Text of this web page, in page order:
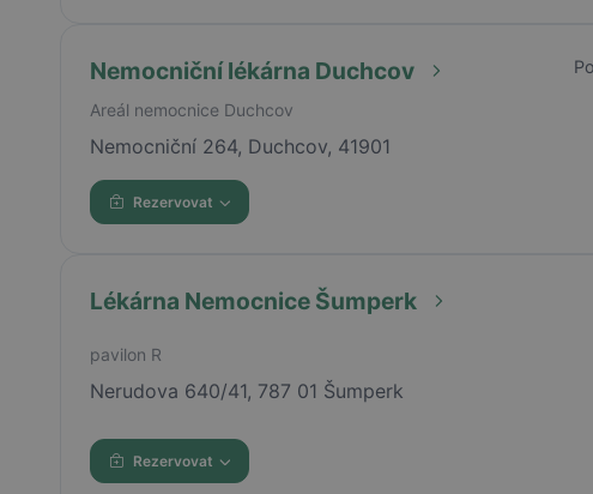
Nemocniční lékárna Duchcov
Areál nemocnice Duchcov
Nemocniční 264, Duchcov, 41901
Rezervovat
Lékárna Nemocnice Šumperk
pavilon R
Nerudova 640/41, 787 01 Šumperk
Rezervovat